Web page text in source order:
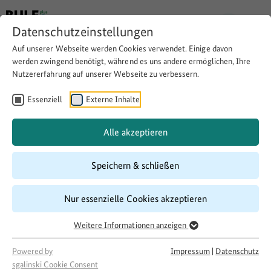
Datenschutzeinstellungen
Auf unserer Webseite werden Cookies verwendet. Einige davon
werden zwingend benötigt, während es uns andere ermöglichen, Ihre
Nutzererfahrung auf unserer Webseite zu verbessern.
Essenziell Externe Inhalte
Alle akzeptieren
Speichern & schließen
Nur essenzielle Cookies akzeptieren
Weitere Informationen anzeigen
Powered by
sgalinski Cookie Consent
Impressum | Datenschutz
Garten wird zu einem
Dorftreff
Website besuchen Download Copy link
08/2018
Förderung
500 LandInitiativen